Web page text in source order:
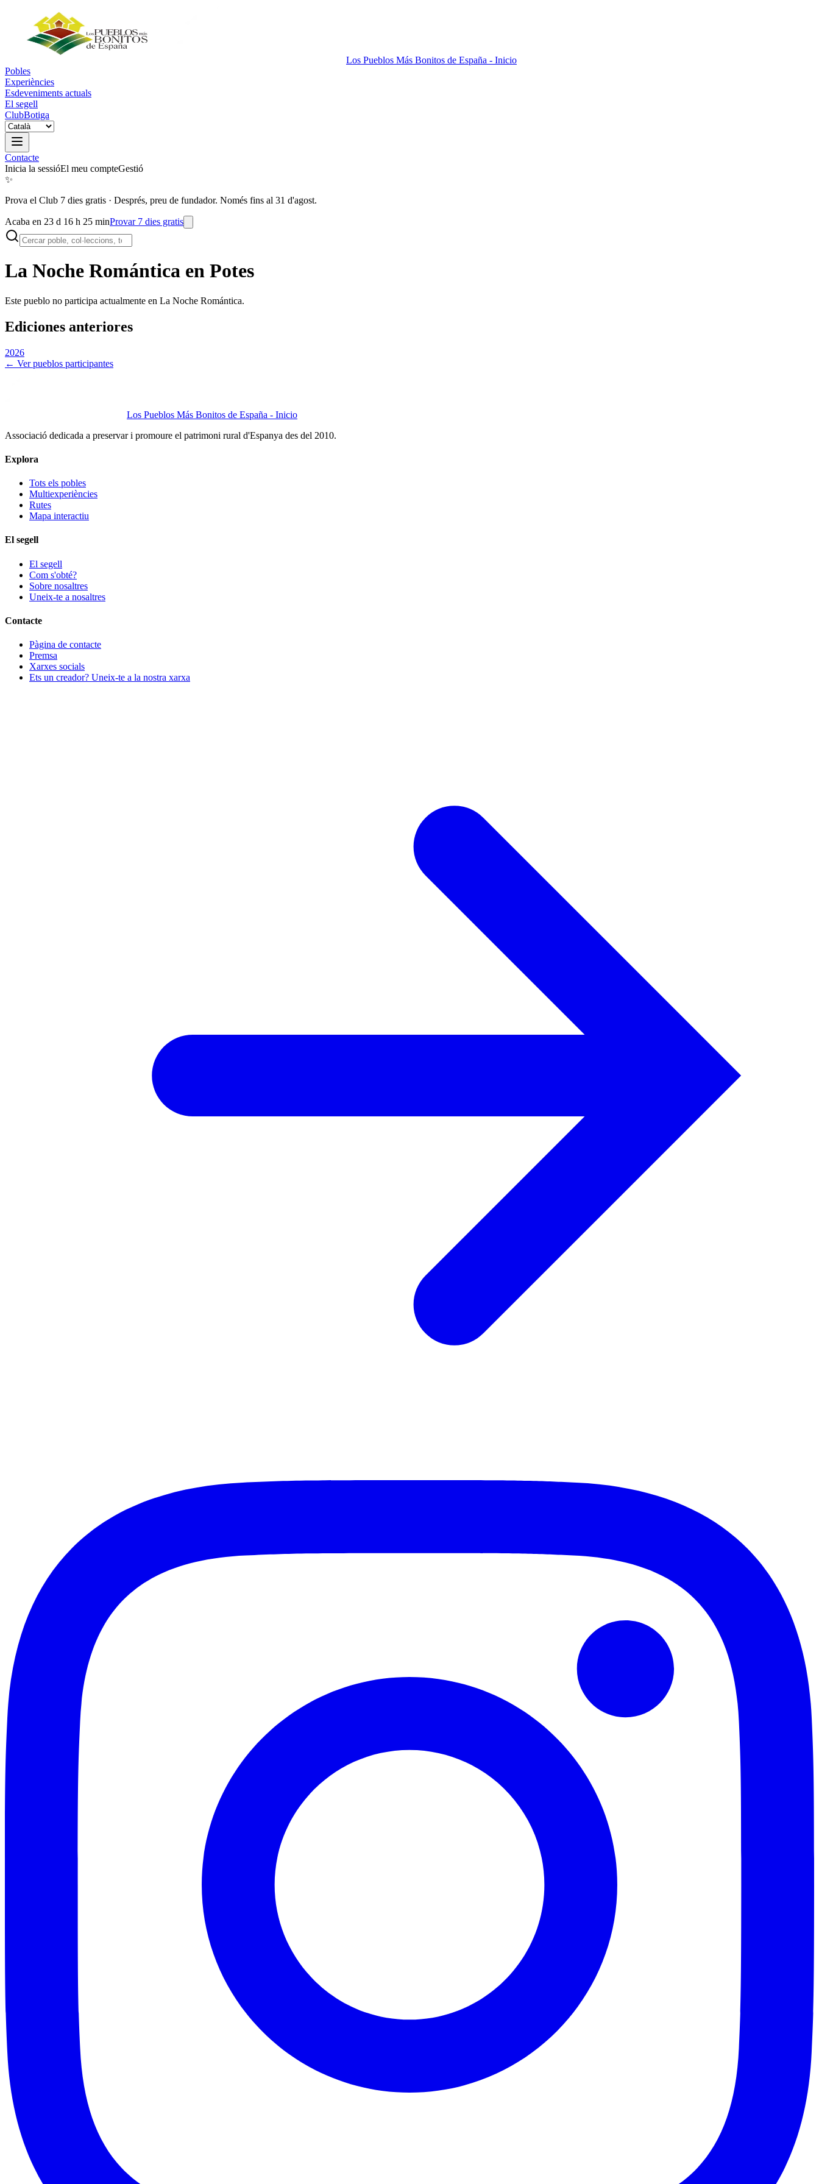
Los Pueblos Más Bonitos de España - Inicio
Pobles
Experiències
Esdeveniments actuals
El segell
ClubBotiga
Contacte
Inicia la sessióEl meu compteGestió
✨
Prova el Club 7 dies gratis · Després, preu de fundador. Només fins al 31 d'agost.
Acaba en 23 d 16 h 25 minProvar 7 dies gratis
La Noche Romántica en Potes
Este pueblo no participa actualmente en La Noche Romántica.
Ediciones anteriores
2026
← Ver pueblos participantes
Los Pueblos Más Bonitos de España - Inicio
Associació dedicada a preservar i promoure el patrimoni rural d'Espanya des del 2010.
Explora
Tots els pobles
Multiexperiències
Rutes
Mapa interactiu
El segell
El segell
Com s'obté?
Sobre nosaltres
Uneix-te a nosaltres
Contacte
Pàgina de contacte
Premsa
Xarxes socials
Ets un creador? Uneix-te a la nostra xarxa